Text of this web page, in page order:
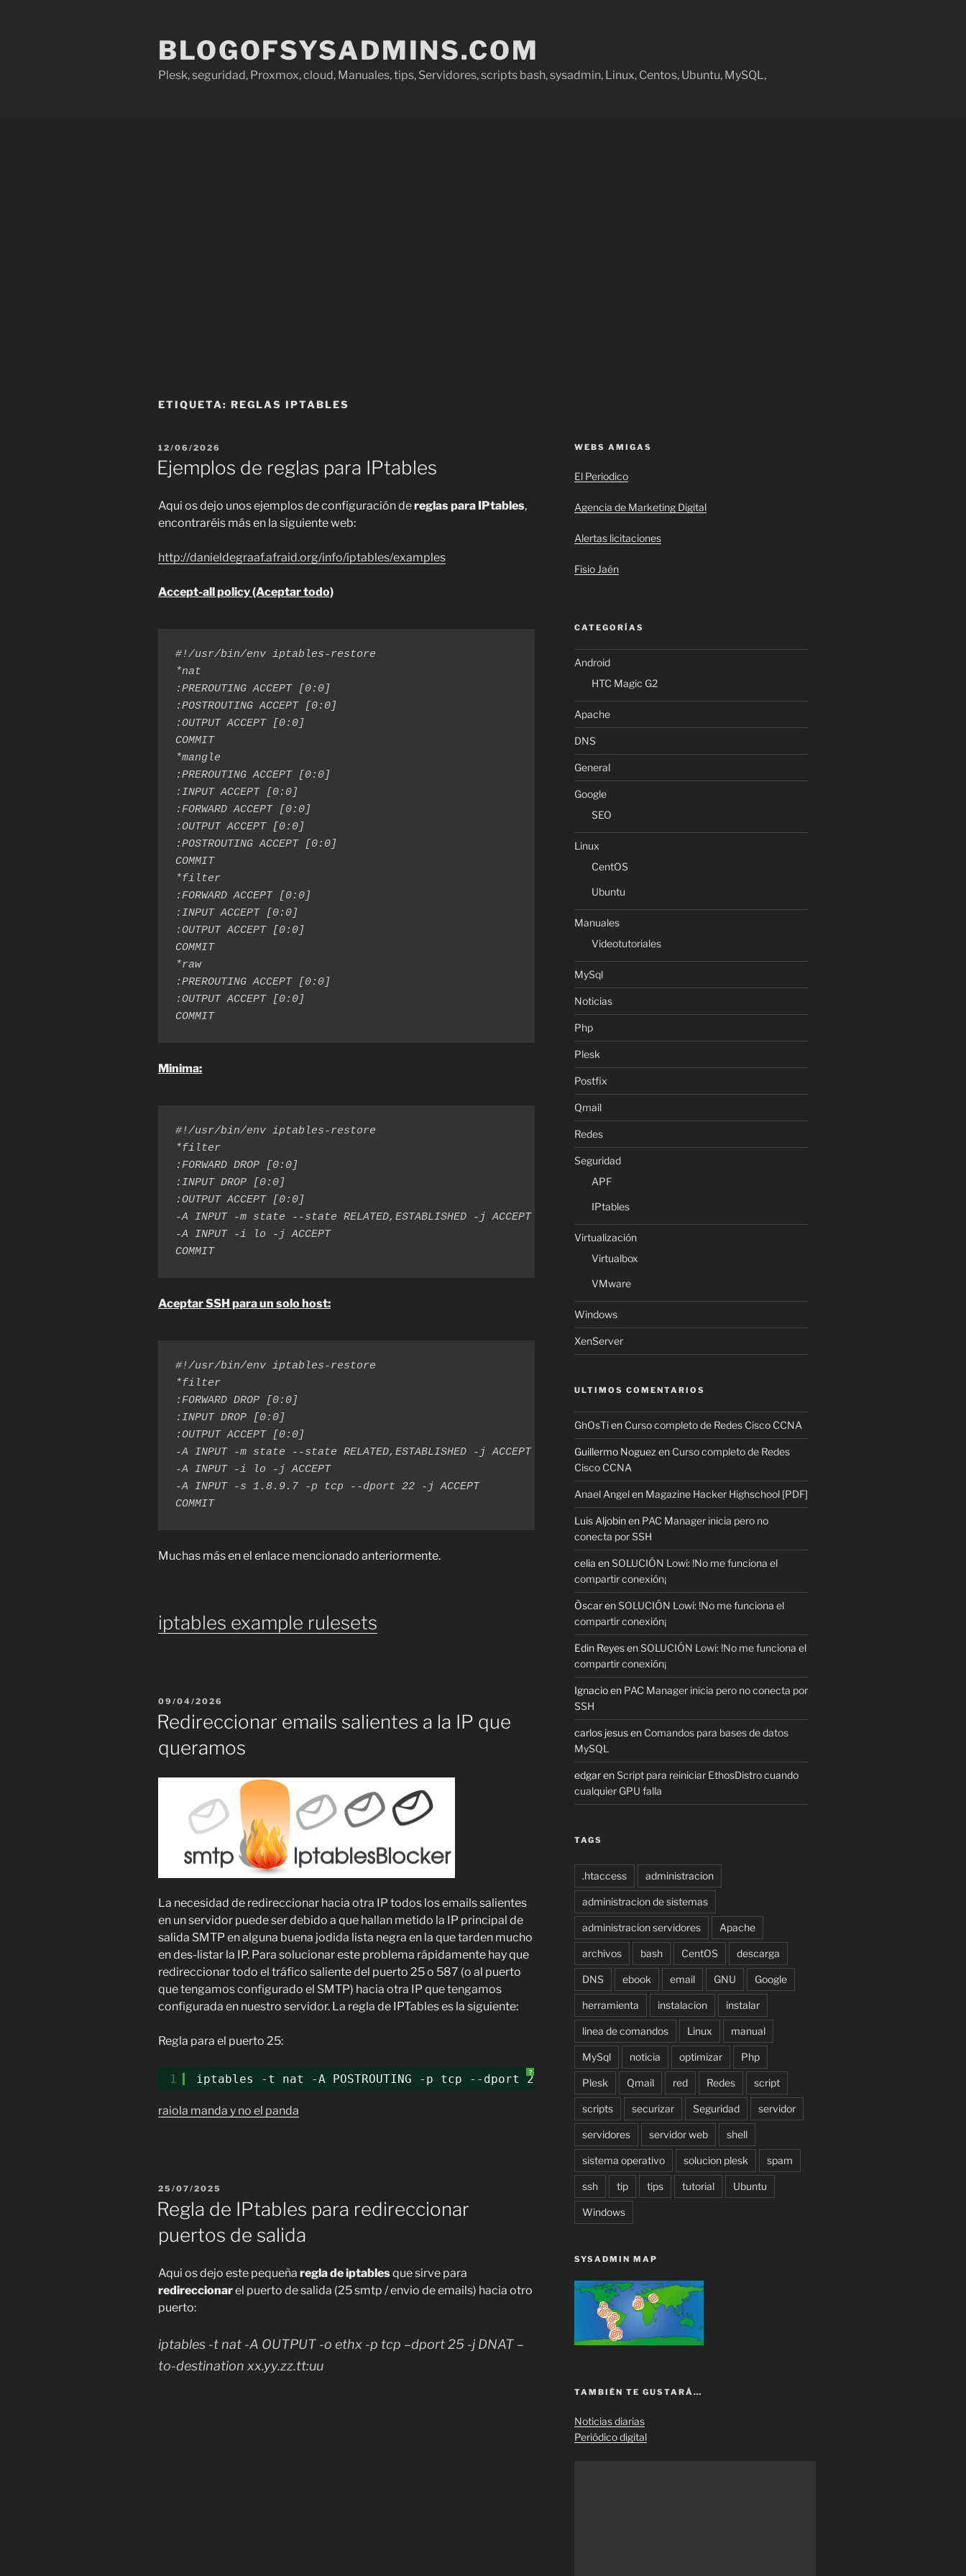
BLOGOFSYSADMINS.COM
Plesk, seguridad, Proxmox, cloud, Manuales, tips, Servidores, scripts bash, sysadmin, Linux, Centos, Ubuntu, MySQL,
ETIQUETA: REGLAS IPTABLES
PUBLICADO
EL
12/06/2026
Ejemplos de reglas para IPtables
Aqui os dejo unos ejemplos de configuración dereglas para IPtables,
encontraréis más en la siguiente web:
http://danieldegraaf.afraid.org/info/iptables/examples
Accept-all policy (Aceptar todo)
#!/usr/bin/env iptables-restore
*nat
:PREROUTING ACCEPT [0:0]
:POSTROUTING ACCEPT [0:0]
:OUTPUT ACCEPT [0:0]
COMMIT
*mangle
:PREROUTING ACCEPT [0:0]
:INPUT ACCEPT [0:0]
:FORWARD ACCEPT [0:0]
:OUTPUT ACCEPT [0:0]
:POSTROUTING ACCEPT [0:0]
COMMIT
*filter
:FORWARD ACCEPT [0:0]
:INPUT ACCEPT [0:0]
:OUTPUT ACCEPT [0:0]
COMMIT
*raw
:PREROUTING ACCEPT [0:0]
:OUTPUT ACCEPT [0:0]
COMMIT
Minima:
#!/usr/bin/env iptables-restore
*filter
:FORWARD DROP [0:0]
:INPUT DROP [0:0]
:OUTPUT ACCEPT [0:0]
-A INPUT -m state --state RELATED,ESTABLISHED -j ACCEPT
-A INPUT -i lo -j ACCEPT
COMMIT
Aceptar SSH para un solo host:
#!/usr/bin/env iptables-restore
*filter
:FORWARD DROP [0:0]
:INPUT DROP [0:0]
:OUTPUT ACCEPT [0:0]
-A INPUT -m state --state RELATED,ESTABLISHED -j ACCEPT
-A INPUT -i lo -j ACCEPT
-A INPUT -s 1.8.9.7 -p tcp --dport 22 -j ACCEPT
COMMIT
Muchas más en el enlace mencionado anteriormente.
iptables example rulesets
PUBLICADO
EL
09/04/2026
Redireccionar emails salientes a la IP que
queramos
La necesidad de redireccionar hacia otra IP todos los emails salientes
en un servidor puede ser debido a que hallan metido la IP principal de
salida SMTP en alguna buena jodida lista negra en la que tarden mucho
en des-listar la IP. Para solucionar este problema rápidamente hay que
redireccionar todo el tráfico saliente del puerto 25 o 587 (o al puerto
que tengamos configurado el SMTP) hacia otra IP que tengamos
configurada en nuestro servidor. La regla de IPTables es la siguiente:
Regla para el puerto 25:
?
1 iptables -t nat -A POSTROUTING -p tcp --dport 25 -j SNAT --to-source AQUI-LA-NUEVA-IP
raiola manda y no el panda
PUBLICADO
EL
25/07/2025
Regla de IPtables para redireccionar
puertos de salida
Aqui os dejo este pequeña regla de iptablesque sirve para
redireccionarel puerto de salida (25 smtp / envio de emails) hacia otro
puerto:
iptables -t nat -A OUTPUT -o ethx -p tcp –dport 25 -j DNAT –
to-destination xx.yy.zz.tt:uu
WEBS AMIGAS
El Periodico
Agencia de Marketing Digital
Alertas licitaciones
Fisio Jaén
CATEGORÍAS
Android
HTC Magic G2
Apache
DNS
General
Google
SEO
Linux
CentOS
Ubuntu
Manuales
Videotutoriales
MySql
Noticias
Php
Plesk
Postfix
Qmail
Redes
Seguridad
APF
IPtables
Virtualización
Virtualbox
VMware
Windows
XenServer
ULTIMOS COMENTARIOS
GhOsTien Curso completo de Redes Cisco CCNA
Guillermo Noguez en Curso completo de Redes
Cisco CCNA
Anael Angelen Magazine Hacker Highschool [PDF]
Luis Aljobinen PAC Manager inicia pero no
conecta por SSH
celia enSOLUCIÓN Lowi: !No me funciona el
compartir conexión¡
ÒscarenSOLUCIÓN Lowi: !No me funciona el
compartir conexión¡
Edin ReyesenSOLUCIÓN Lowi: !No me funciona el
compartir conexión¡
Ignacioen PAC Manager inicia pero no conecta por
SSH
carlos jesusen Comandos para bases de datos
MySQL
edgarenScript para reiniciar EthosDistro cuando
cualquier GPU falla
TAGS
.htaccess administracion
administracion de sistemas
administracion servidores Apache
archivos bash CentOS descarga
DNS ebook email GNU Google
herramienta instalacion instalar
linea de comandos Linux manual
MySql noticia optimizar Php
Plesk Qmail red Redes script
scripts securizar Seguridad servidor
servidores servidor web shell
sistema operativo solucion plesk spam
ssh tip tips tutorial Ubuntu
Windows
SYSADMIN MAP
TAMBIÉN TE GUSTARÁ…
Noticias diarias
Periódico digital